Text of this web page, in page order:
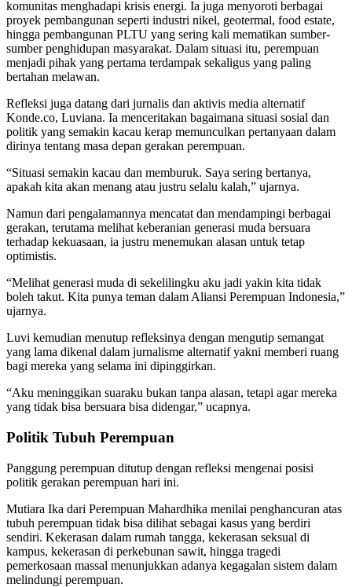
komunitas menghadapi krisis energi. Ia juga menyoroti berbagai
proyek pembangunan seperti industri nikel, geotermal, food estate,
hingga pembangunan PLTU yang sering kali mematikan sumber-
sumber penghidupan masyarakat. Dalam situasi itu, perempuan
menjadi pihak yang pertama terdampak sekaligus yang paling
bertahan melawan.
Refleksi juga datang dari jurnalis dan aktivis media alternatif
Konde.co, Luviana. Ia menceritakan bagaimana situasi sosial dan
politik yang semakin kacau kerap memunculkan pertanyaan dalam
dirinya tentang masa depan gerakan perempuan.
“Situasi semakin kacau dan memburuk. Saya sering bertanya,
apakah kita akan menang atau justru selalu kalah,” ujarnya.
Namun dari pengalamannya mencatat dan mendampingi berbagai
gerakan, terutama melihat keberanian generasi muda bersuara
terhadap kekuasaan, ia justru menemukan alasan untuk tetap
optimistis.
“Melihat generasi muda di sekelilingku aku jadi yakin kita tidak
boleh takut. Kita punya teman dalam Aliansi Perempuan Indonesia,”
ujarnya.
Luvi kemudian menutup refleksinya dengan mengutip semangat
yang lama dikenal dalam jurnalisme alternatif yakni memberi ruang
bagi mereka yang selama ini dipinggirkan.
“Aku meninggikan suaraku bukan tanpa alasan, tetapi agar mereka
yang tidak bisa bersuara bisa didengar,” ucapnya.
Politik Tubuh Perempuan
Panggung perempuan ditutup dengan refleksi mengenai posisi
politik gerakan perempuan hari ini.
Mutiara Ika dari Perempuan Mahardhika menilai penghancuran atas
tubuh perempuan tidak bisa dilihat sebagai kasus yang berdiri
sendiri. Kekerasan dalam rumah tangga, kekerasan seksual di
kampus, kekerasan di perkebunan sawit, hingga tragedi
pemerkosaan massal menunjukkan adanya kegagalan sistem dalam
melindungi perempuan.